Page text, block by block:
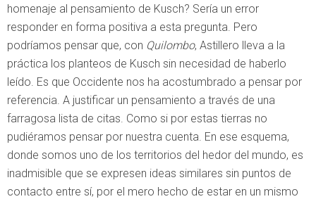
homenaje al pensamiento de Kusch? Sería un error
responder en forma positiva a esta pregunta. Pero
podríamos pensar que, con Quilombo, Astillero lleva a la
práctica los planteos de Kusch sin necesidad de haberlo
leído. Es que Occidente nos ha acostumbrado a pensar por
referencia. A justificar un pensamiento a través de una
farragosa lista de citas. Como si por estas tierras no
pudiéramos pensar por nuestra cuenta. En ese esquema,
donde somos uno de los territorios del hedor del mundo, es
inadmisible que se expresen ideas similares sin puntos de
contacto entre sí, por el mero hecho de estar en un mismo